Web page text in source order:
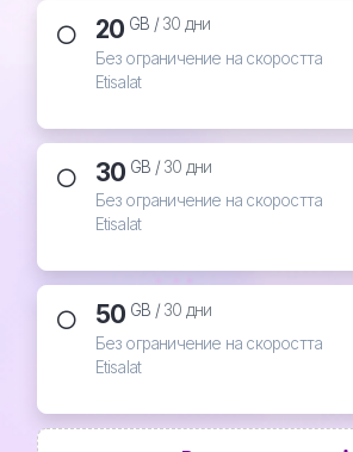
20 GB /30 дни
Без ограничение на скоростта
Etisalat
30 GB /30 дни
Без ограничение на скоростта
Etisalat
50 GB /30 дни
Без ограничение на скоростта
Etisalat